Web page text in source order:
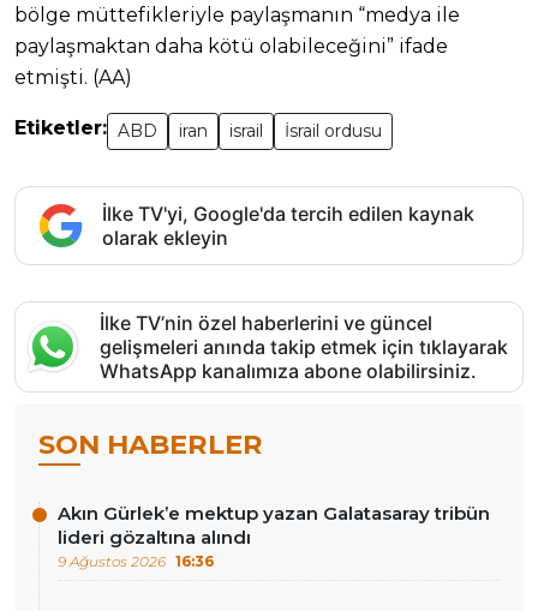
bölge müttefikleriyle paylaşmanın “medya ile
paylaşmaktan daha kötü olabileceğini” ifade
etmişti. (AA)
Etiketler: ABD iran israil İsrail ordusu
İlke TV'yi, Google'da tercih edilen kaynak
olarak ekleyin
İlke TV’nin özel haberlerini ve güncel
gelişmeleri anında takip etmek için tıklayarak
WhatsApp kanalımıza abone olabilirsiniz.
SON HABERLER
Akın Gürlek’e mektup yazan Galatasaray tribün
lideri gözaltına alındı
9 Ağustos 2026 16:36